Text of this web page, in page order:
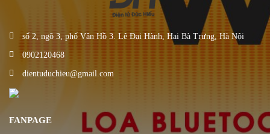
số 2, ngõ 3, phố Vân Hồ 3. Lê Đại Hành, Hai Bà Trưng, Hà Nội
0902120468
dientuduchieu@gmail.com
FANPAGE